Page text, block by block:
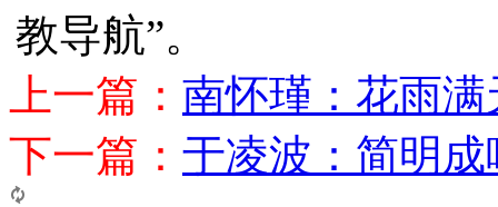
教导航”。
上一篇： 南怀瑾：花雨
下一篇： 于凌波：简明